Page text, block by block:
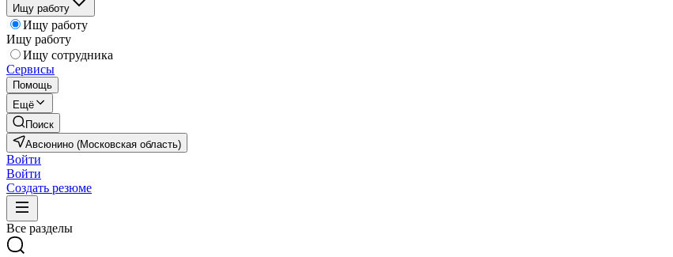
Ищу работу
Ищу работу
Ищу работу
Ищу сотрудника
Сервисы
Помощь
Ещё
Поиск
Авсюнино (Московская область)
Войти
Войти
Создать резюме
Все разделы